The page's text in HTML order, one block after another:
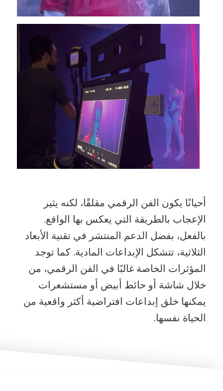
أحيانًا يكون الفن الرقمي مقلقًا، لكنه يثير
الإعجاب بالطريقة التي يعكس بها الواقع.
بالفعل، بفضل الدعم المنتشر في تقنية الأبعاد
الثلاثية، تتشكل الإبداعات المادية. كما توجد
المؤثرات الخاصة غالبًا في الفن الرقمي، من
خلال شاشة أو حائط أبيض أو مستشعرات
يمكنها خلق إبداعات افتراضية أكثر واقعية من
الحياة نفسها.